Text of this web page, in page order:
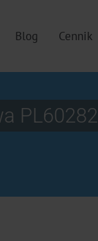
Blog Cennik
PL60282